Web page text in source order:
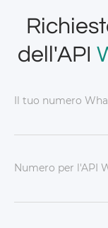
dell'API
Il tuo numero
Numero per l'API